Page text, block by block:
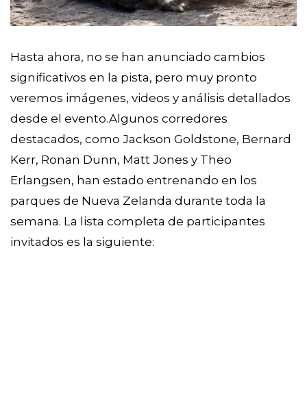
Hasta ahora, no se han anunciado cambios
significativos en la pista, pero muy pronto
veremos imágenes, videos y análisis detallados
desde el evento.Algunos corredores
destacados, como Jackson Goldstone, Bernard
Kerr, Ronan Dunn, Matt Jones y Theo
Erlangsen, han estado entrenando en los
parques de Nueva Zelanda durante toda la
semana. La lista completa de participantes
invitados es la siguiente: